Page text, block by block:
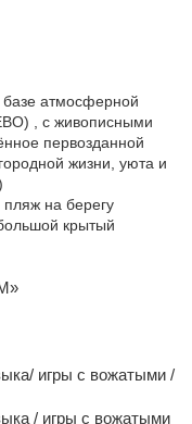
атмосферной
, с живописными
первозданной
жизни, уюта и
на берегу
крытый
игры с вожатыми /
/ игры с вожатыми